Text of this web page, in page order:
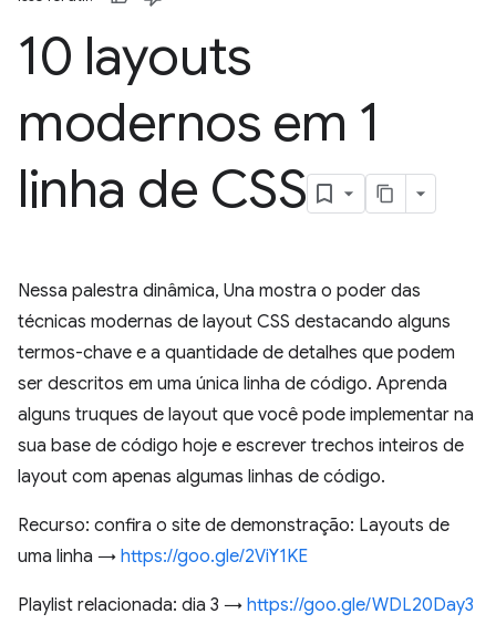
10 layouts
modernos em 1
linha de CSS
Nessa palestra dinâmica, Una mostra o poder das
técnicas modernas de layout CSS destacando alguns
termos-chave e a quantidade de detalhes que podem
ser descritos em uma única linha de código. Aprenda
alguns truques de layout que você pode implementar na
sua base de código hoje e escrever trechos inteiros de
layout com apenas algumas linhas de código.
Recurso: confira o site de demonstração: Layouts de
uma linha → https://goo.gle/2ViY1KE
Playlist relacionada: dia 3 → https://goo.gle/WDL20Day3